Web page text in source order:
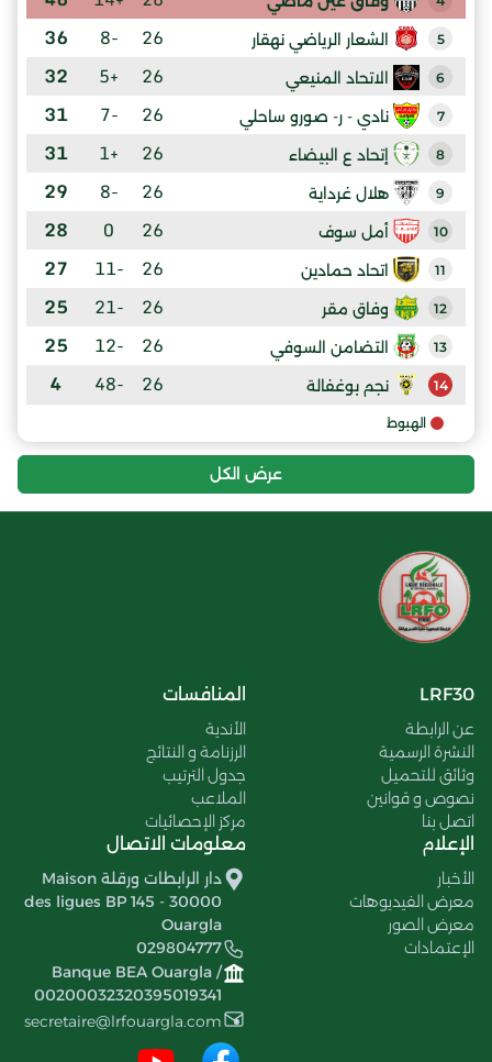
5 الشعار الرياضي نهقار 26
-8
36
6 الاتحاد المنيعي 26
+5
32
7 نادي - ر- صورو ساحلي 26
-7
31
8 إتحاد ع البيضاء 26
+1
31
9 هلال غرداية 26
-8
29
10 أمل سوف 26
0
28
11 اتحاد حمادين 26
-11
27
12 وفاق مقر 26
-21
25
13 التضامن السوفي 26
-12
25
14 نجم بوغفالة 26
-48
4
الهبوط
عرض الكل
LRF30
عن الرابطة
النشرة الرسمية
وثائق للتحميل
نصوص و قوانين
اتصل بنا
المنافسات
الأندية
الرزنامة و النتائج
جدول الترتيب
الملاعب
مركز الإحصائيات
الإعلام
الأخبار
معرض الفيديوهات
معرض الصور
الإعتمادات
معلومات الاتصال
دار الرابطات ورقلة Maison
des ligues BP 145 - 30000
Ouargla
029804777
Banque BEA Ouargla /
00200032320395019341
secretaire@lrfouargla.com